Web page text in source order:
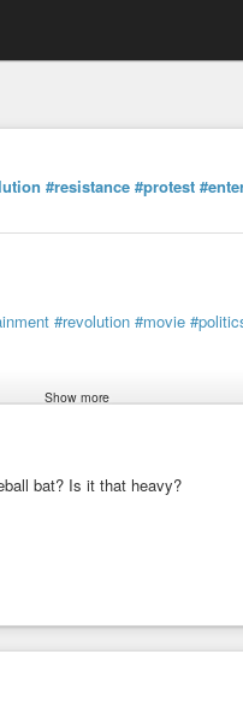
#resistance #protest
#revolution #movie
Show more
bat? Is it that heavy?